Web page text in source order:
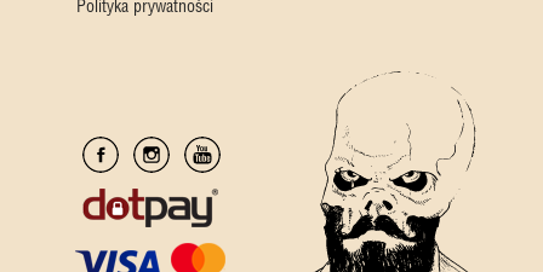
Polityka prywatności